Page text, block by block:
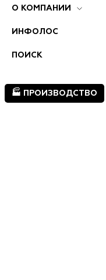
О КОМПАНИИ
ИНФОЛОС
ПОИСК
🏭 ПРОИЗВОДСТВО